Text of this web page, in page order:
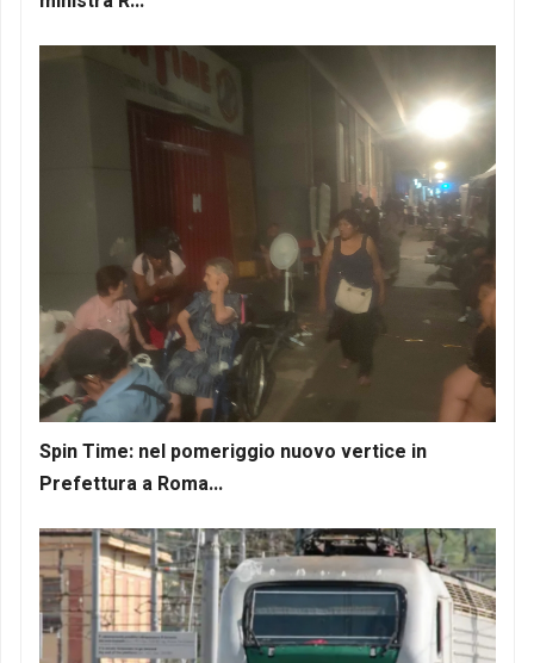
Spin Time: nel pomeriggio nuovo vertice in
Prefettura a Roma...